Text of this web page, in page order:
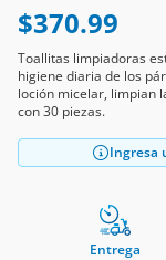
$370.99
Toallitas limpiadoras
higiene diaria de los
loción micelar, limpian
con 30 piezas.
Ingresa
Entrega